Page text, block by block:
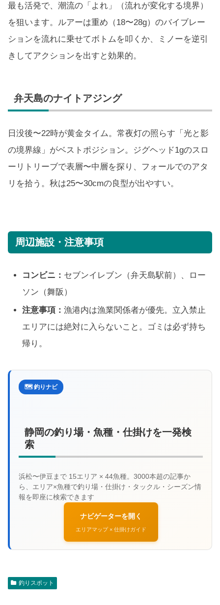
最も活発で、潮流の「よれ」（流れが変化する境界）
を狙います。ルアーは重め（18〜28g）のバイブレー
ションを流れに乗せてボトムを叩くか、ミノーを逆引
きしてアクションを出すと効果的。
弁天島のナイトアジング
日没後〜22時が黄金タイム。常夜灯の照らす「光と影
の境界線」がベストポジション。ジグヘッド1gのスロ
ーリトリーブで表層〜中層を探り、フォールでのアタ
リを拾う。秋は25〜30cmの良型が出やすい。
周辺施設・注意事項
コンビニ： セブンイレブン（弁天島駅前）、ロー
ソン（舞阪）
注意事項：漁港内は漁業関係者が優先。立入禁止
エリアには絶対に入らないこと。ゴミは必ず持ち
帰り。
🗺️ 釣りナビ
静岡の釣り場・魚種・仕掛けを一発検
索
ナビゲーターを開く
エリアマップ × 仕掛けガイド
釣りスポット